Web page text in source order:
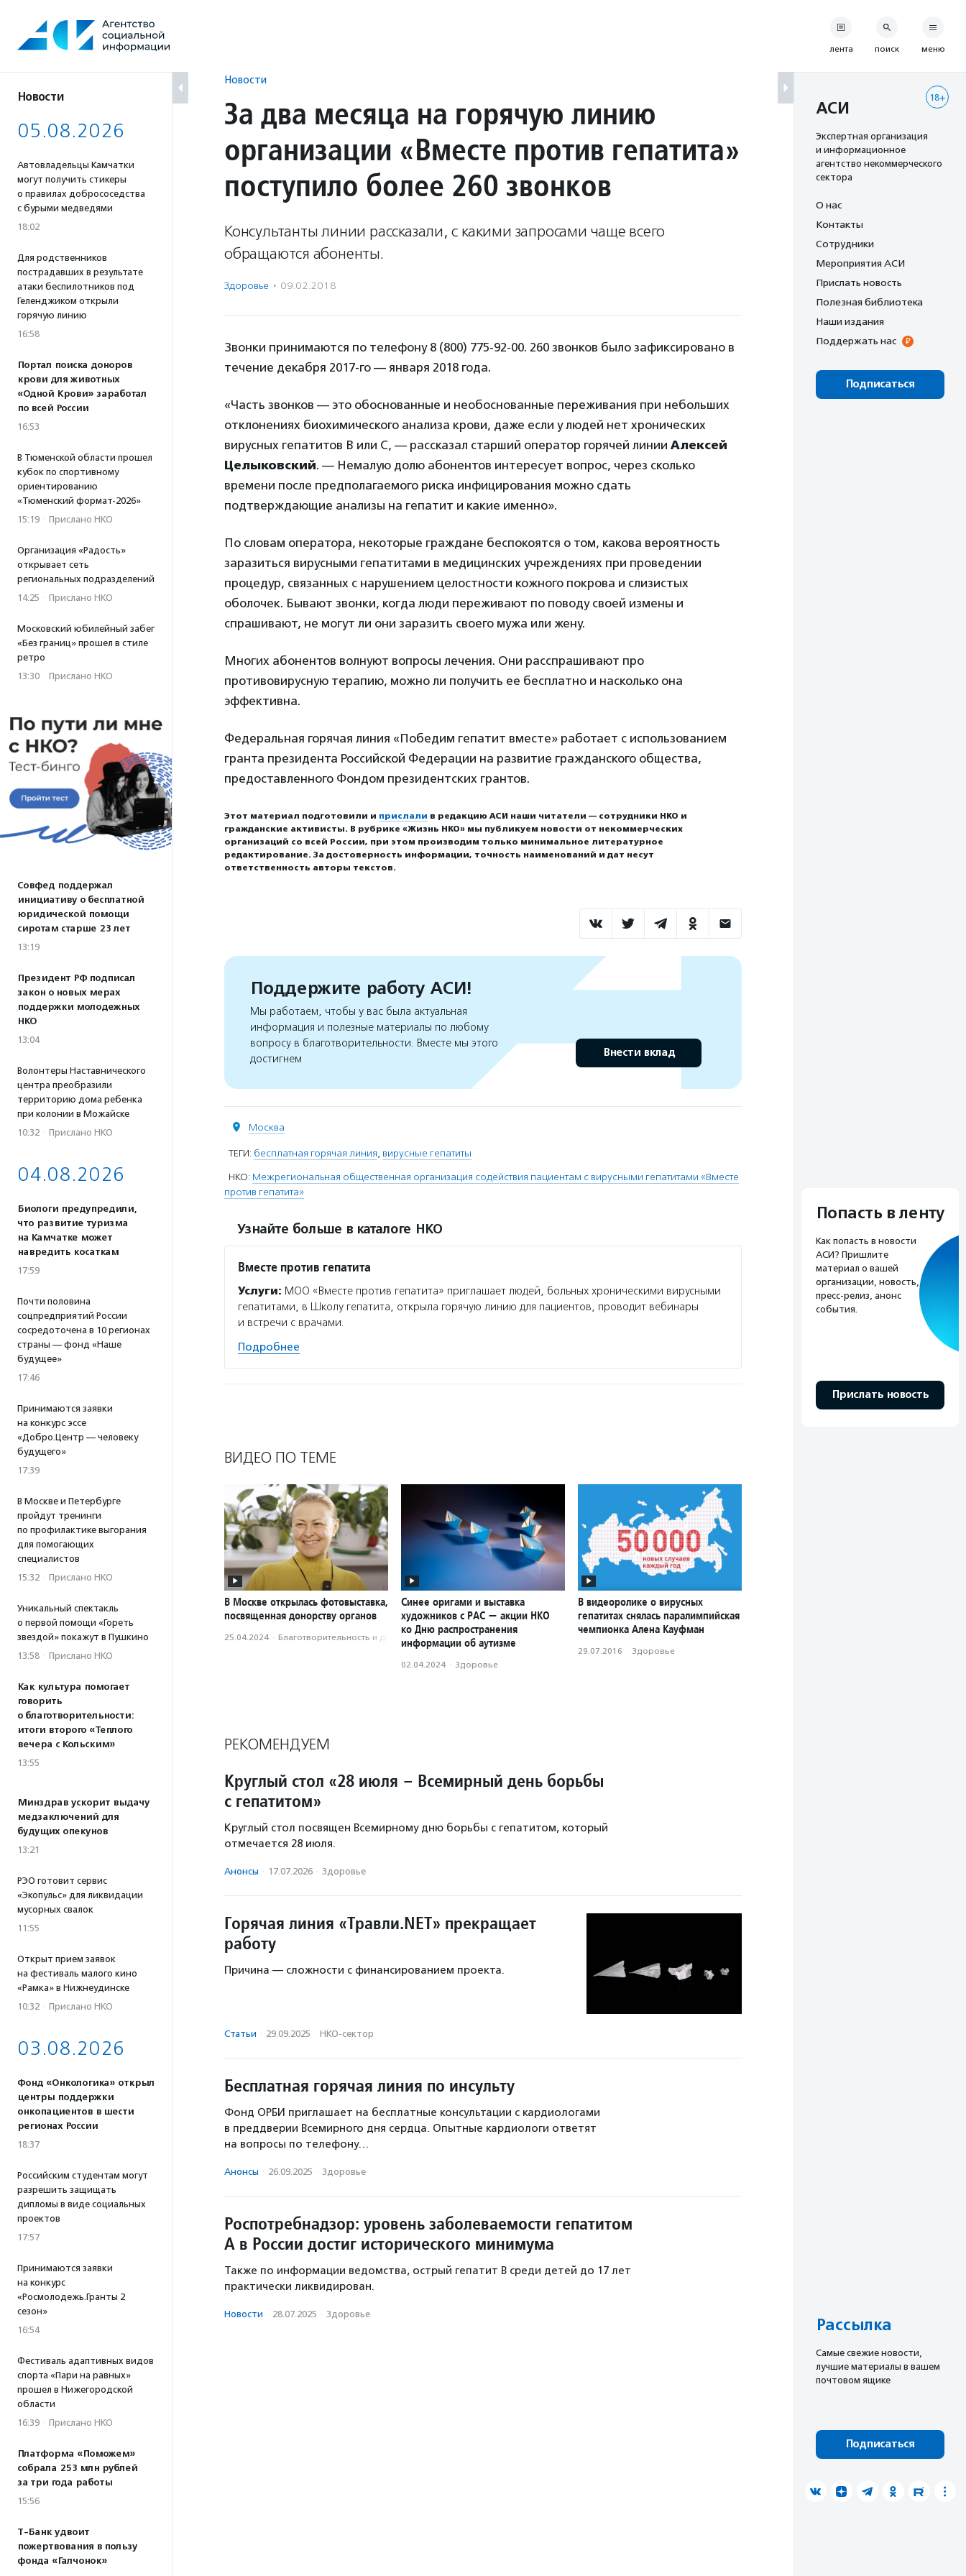
содержанию
Новости
05.08.2026
Автовладельцы Камчатки
могут получить стикеры
о правилах добрососедства
с бурыми медведями
18:02
Для родственников
пострадавших в результате
атаки беспилотников под
Геленджиком открыли
горячую линию
16:58
Портал поиска доноров
крови для животных
«Одной Крови» заработал
по всей России
16:53
В Тюменской области прошел
кубок по спортивному
ориентированию
«Тюменский формат-2026»
15:19 · Прислано НКО
Организация «Радость»
открывает сеть
региональных подразделений
14:25 · Прислано НКО
Московский юбилейный забег
«Без границ» прошел в стиле
ретро
13:30 · Прислано НКО
Совфед поддержал
инициативу о бесплатной
юридической помощи
сиротам старше 23 лет
13:19
Президент РФ подписал
закон о новых мерах
поддержки молодежных
НКО
13:04
Волонтеры Наставнического
центра преобразили
территорию дома ребенка
при колонии в Можайске
10:32 · Прислано НКО
04.08.2026
Биологи предупредили,
что развитие туризма
на Камчатке может
навредить косаткам
17:59
Почти половина
соцпредприятий России
сосредоточена в 10 регионах
страны — фонд «Наше
будущее»
17:46
Принимаются заявки
на конкурс эссе
«Добро.Центр — человеку
будущего»
17:39
В Москве и Петербурге
пройдут тренинги
по профилактике выгорания
для помогающих
специалистов
15:32 · Прислано НКО
Уникальный спектакль
о первой помощи «Гореть
звездой» покажут в Пушкино
13:58 · Прислано НКО
Как культура помогает
говорить
о благотворительности:
итоги второго «Теплого
вечера с Кольским»
13:55
Минздрав ускорит выдачу
медзаключений для
будущих опекунов
13:21
РЭО готовит сервис
«Экопульс» для ликвидации
мусорных свалок
11:55
Открыт прием заявок
на фестиваль малого кино
«Рамка» в Нижнеудинске
10:32 · Прислано НКО
03.08.2026
Фонд «Онкологика» открыл
центры поддержки
онкопациентов в шести
регионах России
18:37
Российским студентам могут
разрешить защищать
дипломы в виде социальных
проектов
17:57
Принимаются заявки
на конкурс
«Росмолодежь.Гранты 2
сезон»
16:54
Фестиваль адаптивных видов
спорта «Пари на равных»
прошел в Нижегородской
области
16:39 · Прислано НКО
Платформа «Поможем»
собрала 253 млн рублей
за три года работы
15:56
Т-Банк удвоит
пожертвования в пользу
фонда «Галчонок»
Новости
За два месяца на горячую линию
организации «Вместе против гепатита»
поступило более 260 звонков
Консультанты линии рассказали, с какими запросами чаще всего
обращаются абоненты.
Здоровье · 09.02.2018
Звонки принимаются по телефону 8 (800) 775-92-00. 260 звонков было зафиксировано в
течение декабря 2017-го — января 2018 года.
«Часть звонков — это обоснованные и необоснованные переживания при небольших
отклонениях биохимического анализа крови, даже если у людей нет хронических
вирусных гепатитов В или С, — рассказал старший оператор горячей линии Алексей
Целыковский. — Немалую долю абонентов интересует вопрос, через сколько
времени после предполагаемого риска инфицирования можно сдать
подтверждающие анализы на гепатит и какие именно».
По словам оператора, некоторые граждане беспокоятся о том, какова вероятность
заразиться вирусными гепатитами в медицинских учреждениях при проведении
процедур, связанных с нарушением целостности кожного покрова и слизистых
оболочек. Бывают звонки, когда люди переживают по поводу своей измены и
спрашивают, не могут ли они заразить своего мужа или жену.
Многих абонентов волнуют вопросы лечения. Они расспрашивают про
противовирусную терапию, можно ли получить ее бесплатно и насколько она
эффективна.
Федеральная горячая линия «Победим гепатит вместе» работает с использованием
гранта президента Российской Федерации на развитие гражданского общества,
предоставленного Фондом президентских грантов.
Этот материал подготовили и прислали в редакцию АСИ наши читатели — сотрудники НКО и
гражданские активисты. В рубрике «Жизнь НКО» мы публикуем новости от некоммерческих
организаций со всей России, при этом производим только минимальное литературное
редактирование. За достоверность информации, точность наименований и дат несут
ответственность авторы текстов.
Поддержите работу АСИ!
Мы работаем, чтобы у вас была актуальная
информация и полезные материалы по любому
вопросу в благотворительности. Вместе мы этого
достигнем
Внести вклад
Москва
ТЕГИ: бесплатная горячая линия, вирусные гепатиты
НКО: Межрегиональная общественная организация содействия пациентам с вирусными гепатитами «Вместе
против гепатита»
Узнайте больше в каталоге НКО
Вместе против гепатита
Услуги: МОО «Вместе против гепатита» приглашает людей, больных хроническими вирусными
гепатитами, в Школу гепатита, открыла горячую линию для пациентов, проводит вебинары
и встречи с врачами.
Подробнее
ВИДЕО ПО ТЕМЕ
В Москве открылась фотовыставка,
посвященная донорству органов
25.04.2024 · Благотвори­тель­ность и доброволь­чест­во
Синее оригами и выставка
художников с РАС — акции НКО
ко Дню распространения
информации об аутизме
02.04.2024 · Здоровье
В видеоролике о вирусных
гепатитах снялась паралимпийская
чемпионка Алена Кауфман
29.07.2016 · Здоровье
РЕКОМЕНДУЕМ
Круглый стол «28 июля – Всемирный день борьбы
с гепатитом»
Круглый стол посвящен Всемирному дню борьбы с гепатитом, который
отмечается 28 июля.
Анонсы · 17.07.2026 · Здоровье
Горячая линия «Травли.NET» прекращает
работу
Причина — сложности с финансированием проекта.
Статьи · 29.09.2025 · НКО-сектор
Бесплатная горячая линия по инсульту
Фонд ОРБИ приглашает на бесплатные консультации с кардиологами
в преддверии Всемирного дня сердца. Опытные кардиологи ответят
на вопросы по телефону…
Анонсы · 26.09.2025 · Здоровье
Роспотребнадзор: уровень заболеваемости гепатитом
А в России достиг исторического минимума
Также по информации ведомства, острый гепатит В среди детей до 17 лет
практически ликвидирован.
Новости · 28.07.2025 · Здоровье
лента поиск меню
18+
АСИ
Экспертная организация
и информационное
агентство некоммерческого
сектора
О нас
Контакты
Сотрудники
Мероприятия АСИ
Прислать новость
Полезная библиотека
Наши издания
Поддержать нас
Подписаться
Попасть в ленту
Как попасть в новости
АСИ? Пришлите
материал о вашей
организации, новость,
пресс-релиз, анонс
события.
Прислать новость
Рассылка
Cамые свежие новости,
лучшие материалы в вашем
почтовом ящике
Подписаться